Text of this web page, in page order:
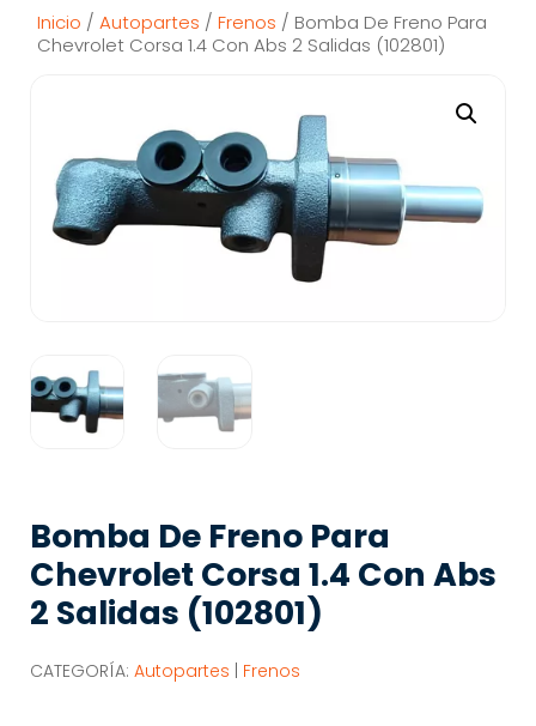
Inicio /Autopartes /Frenos / Bomba De Freno Para
Chevrolet Corsa 1.4 Con Abs 2 Salidas (102801)
Bomba De Freno Para
Chevrolet Corsa 1.4 Con Abs
2 Salidas (102801)
CATEGORÍA: Autopartes | Frenos